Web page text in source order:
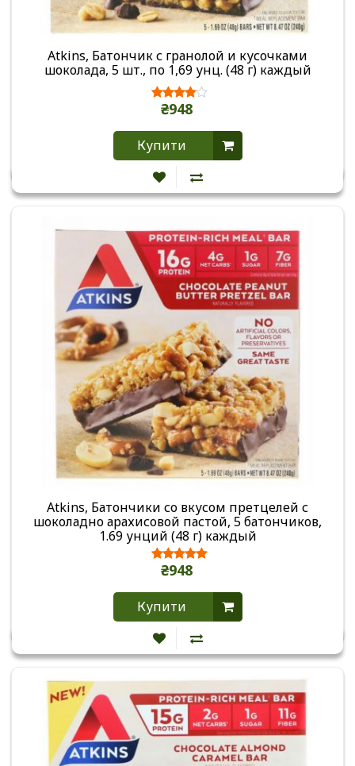
Atkins, Батончик с гранолой и кусочками
шоколада, 5 шт., по 1,69 унц. (48 г) каждый
₴948
Купити
Atkins, Батончики со вкусом претцелей с
шоколадно арахисовой пастой, 5 батончиков,
1.69 унций (48 г) каждый
₴948
Купити